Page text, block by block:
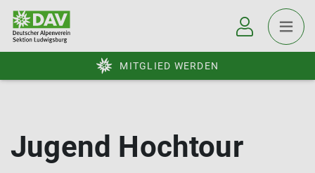
MITGLIED WERDEN
Jugend Hochtour